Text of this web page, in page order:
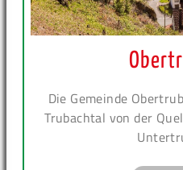
Die Gemeinde
Trubachtal von der